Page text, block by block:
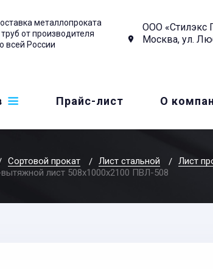
металлопроката
от производителя
всей России
ООО «Стилэкс
Москва, ул.
Прайс-лист О
Сортовой прокат Лист стальной
Лист
лист 508x1000x2100 ПВЛ-508